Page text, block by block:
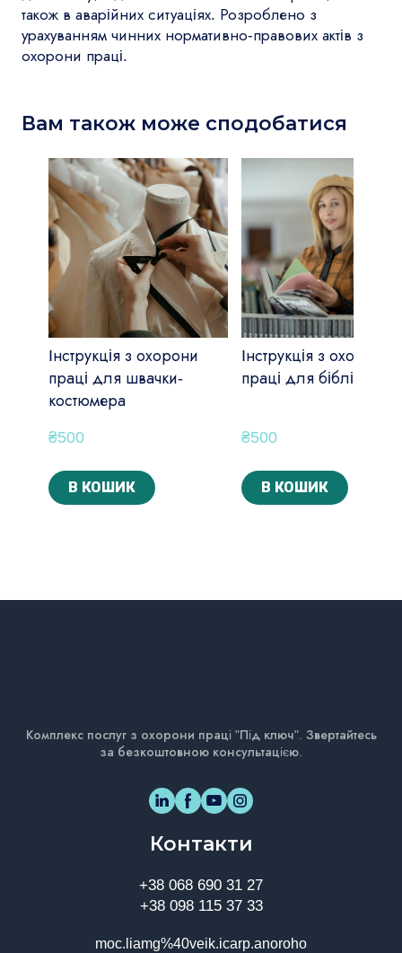
також в аварійних ситуаціях. Розроблено з
урахуванням чинних нормативно-правових актів з
охорони праці.
Вам також може сподобатися
Інструкція з охорони
праці для швачки-
костюмера
₴500
В КОШИК
Інструкція з охорони
праці для
₴500
В КОШИК
Комплекс послуг з охорони праці "Під ключ". Звертайтесь
за безкоштовною консультацією.
Контакти
+38 068 690 31 27
+38 098 115 37 33
moc.liamg%40veik.icarp.anoroho